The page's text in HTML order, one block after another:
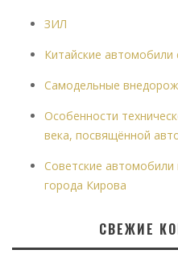
ЗИЛ
Китайские автомобили
Самодельные
Особенности
века, посвящённой
Советские автомобили
города Кирова
СВЕЖИЕ